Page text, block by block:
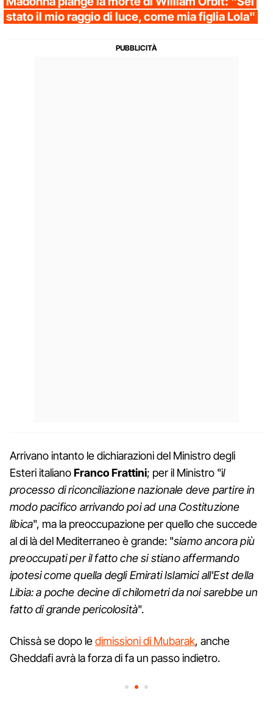
stato il mio raggio di luce, come mia figlia Lola"
Arrivano intanto le dichiarazioni del Ministro degli
Esteri italianoFranco Frattini; per il Ministro "il
processo di riconciliazione nazionale deve partire in
modo pacifico arrivando poi ad una Costituzione
libica", ma la preoccupazione per quello che succede
al di là del Mediterraneo è grande: "siamo ancora più
preoccupati per il fatto che si stiano affermando
ipotesi come quella degli Emirati Islamici all'Est della
Libia: a poche decine di chilometri da noi sarebbe un
fatto di grande pericolosità".
Chissà se dopo ledimissioni di Mubarak, anche
Gheddafi avrà la forza di fa un passo indietro.